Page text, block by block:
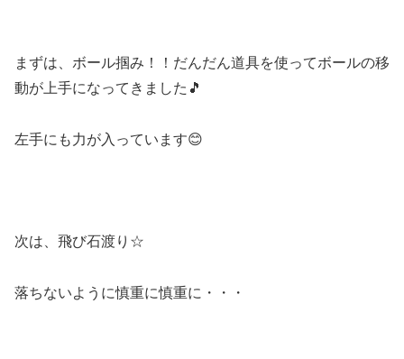
まずは、ボール掴み！！だんだん道具を使ってボールの移
動が上手になってきました🎵
左手にも力が入っています😊
次は、飛び石渡り☆
落ちないように慎重に慎重に・・・